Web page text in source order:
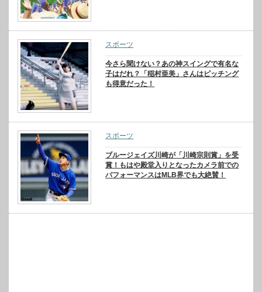
スポーツ
今さら聞けない？あの神スイングで有名な
子はだれ？「稲村亜美」さんはピッチング
も得意だった！
スポーツ
ブルージェイズ川崎が「川崎宗則賞」を受
賞！もはや殿堂入りとなったカメラ前での
パフォーマンスはMLB界でも大絶賛！